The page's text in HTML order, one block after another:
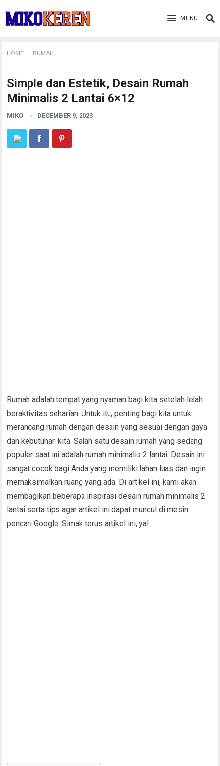
MENU
HOME RUMAH
Simple dan Estetik, Desain Rumah
Minimalis 2 Lantai 6×12
MIKO DECEMBER 9, 2023
Rumah adalah tempat yang nyaman bagi kita setelah lelah
beraktivitas seharian. Untuk itu, penting bagi kita untuk
merancang rumah dengan desain yang sesuai dengan gaya
dan kebutuhan kita. Salah satu desain rumah yang sedang
populer saat ini adalah rumah minimalis 2 lantai. Desain ini
sangat cocok bagi Anda yang memiliki lahan luas dan ingin
memaksimalkan ruang yang ada. Di artikel ini, kami akan
membagikan beberapa inspirasi desain rumah minimalis 2
lantai serta tips agar artikel ini dapat muncul di mesin
pencari Google. Simak terus artikel ini, ya!